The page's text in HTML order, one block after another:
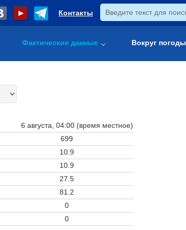
Контакты
Фактические данные Вокруг погоды
6 августа, 04:00 (время местное)
699
10.9
10.9
27.5
81.2
0
0